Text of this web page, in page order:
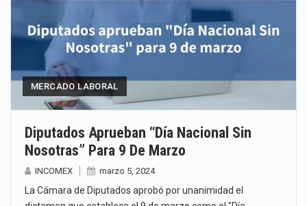
MERCADO LABORAL
Diputados Aprueban “Día Nacional Sin
Nosotras” Para 9 De Marzo
INCOMEX marzo 5, 2024
La Cámara de Diputados aprobó por unanimidad el